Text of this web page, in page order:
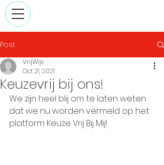
Post
Keuzevrij bij ons!
VrijWijs
Oct 21, 2021
We zijn heel blij om te laten weten
dat we nu worden vermeld op het
platform Keuze Vrij Bij Mij!